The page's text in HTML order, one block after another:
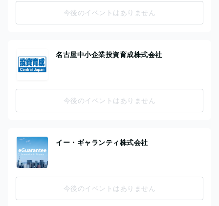
今後のイベントはありません
名古屋中小企業投資育成株式会社
今後のイベントはありません
イー・ギャランティ株式会社
今後のイベントはありません